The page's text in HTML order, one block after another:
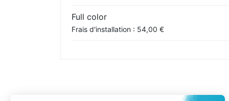
Full color
Frais d'installation : 54,00 €